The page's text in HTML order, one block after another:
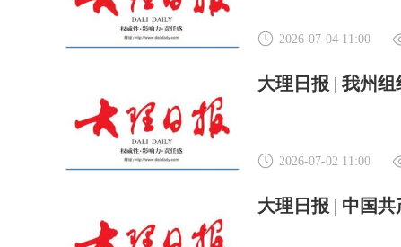
2026-07-04 11:00
2026-07-02 11:00